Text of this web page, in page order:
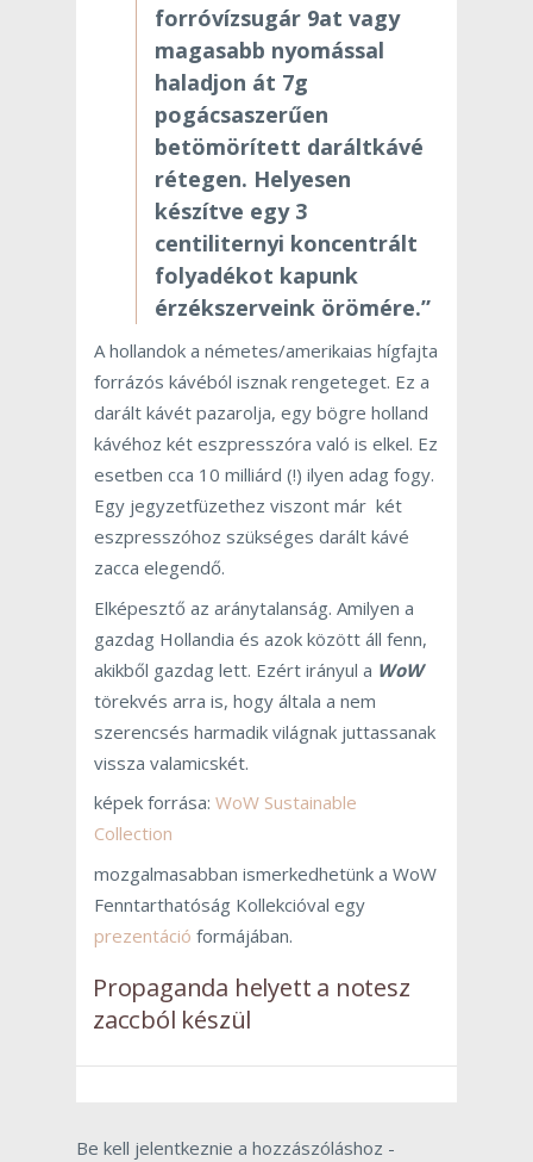
forróvízsugár 9at vagy
magasabb nyomással
haladjon át 7g
pogácsaszerűen
betömörített daráltkávé
rétegen. Helyesen
készítve egy 3
centiliternyi koncentrált
folyadékot kapunk
érzékszerveink örömére.”
A hollandok a németes/amerikaias hígfajta
forrázós kávéból isznak rengeteget. Ez a
darált kávét pazarolja, egy bögre holland
kávéhoz két eszpresszóra való is elkel. Ez
esetben cca 10 milliárd (!) ilyen adag fogy.
Egy jegyzetfüzethez viszont már két
eszpresszóhoz szükséges darált kávé
zacca elegendő.
Elképesztő az aránytalanság. Amilyen a
gazdag Hollandia és azok között áll fenn,
akikből gazdag lett. Ezért irányul a WoW
törekvés arra is, hogy általa a nem
szerencsés harmadik világnak juttassanak
vissza valamicskét.
képek forrása: WoW Sustainable
Collection
mozgalmasabban ismerkedhetünk a WoW
Fenntarthatóság Kollekcióval egy
prezentáció formájában.
Propaganda helyett a notesz
zaccból készül
Be kell jelentkeznie a hozzászóláshoz -